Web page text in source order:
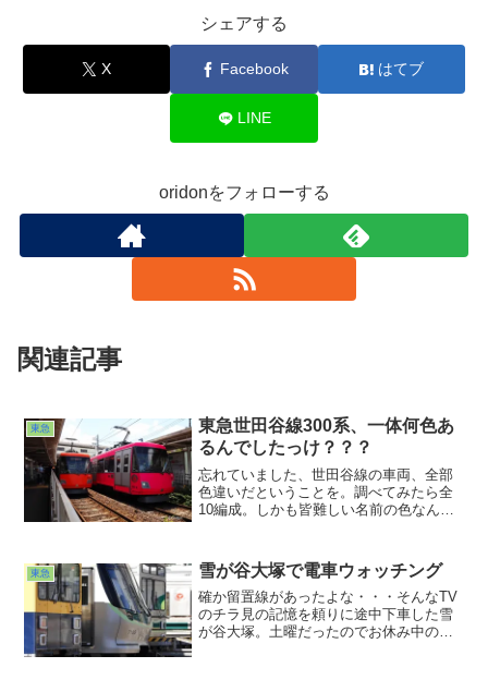
シェアする
X Facebook はてブ
LINE
oridonをフォローする
関連記事
東急
東急世田谷線300系、一体何色あ
るんでしたっけ？？？
忘れていました、世田谷線の車両、全部
色違いだということを。調べてみたら全
10編成。しかも皆難しい名前の色なんだ
けれど説明付けようとするとこりゃ大変
だw。以前自社の車両のカラーをなんとか
ブルーなんて言った方がいましたが笑え
なくなりましたわw
東急 雪が谷大塚で電車ウォッチング
確か留置線があったよな・・・そんなTV
のチラ見の記憶を頼りに途中下車した雪
が谷大塚。土曜だったのでお休み中の車